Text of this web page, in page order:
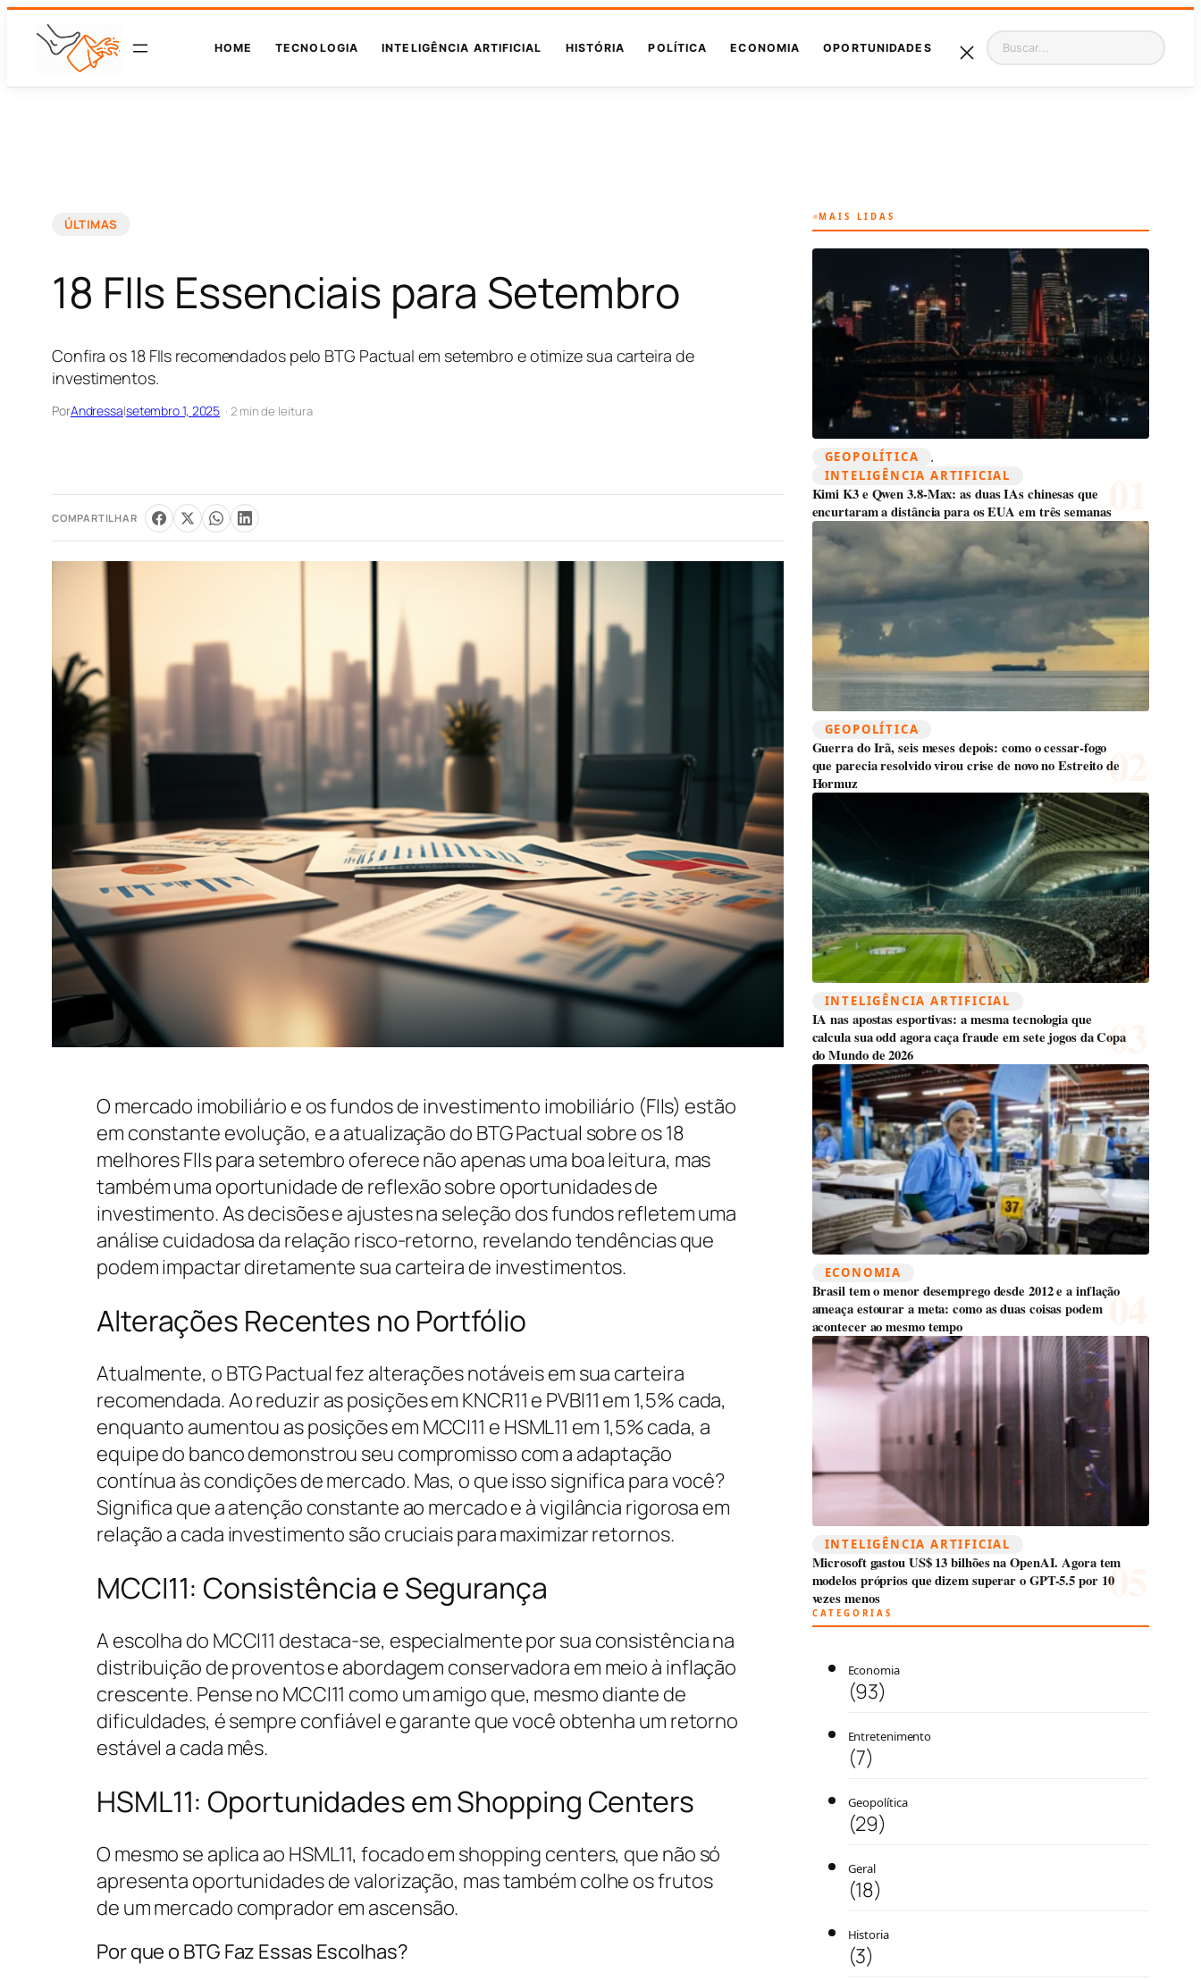
HOME TECNOLOGIA INTELIGÊNCIA ARTIFICIAL HISTÓRIA POLÍTICA ECONOMIA OPORTUNIDADES Pesquisar
ÚLTIMAS
18 FIIs Essenciais para Setembro
Confira os 18 FIIs recomendados pelo BTG Pactual em setembro e otimize sua carteira de
investimentos.
PorAndressa|setembro 1, 2025 · 2 min de leitura
COMPARTILHAR
O mercado imobiliário e os fundos de investimento imobiliário (FIIs) estão
em constante evolução, e a atualização do BTG Pactual sobre os 18
melhores FIIs para setembro oferece não apenas uma boa leitura, mas
também uma oportunidade de reflexão sobre oportunidades de
investimento. As decisões e ajustes na seleção dos fundos refletem uma
análise cuidadosa da relação risco-retorno, revelando tendências que
podem impactar diretamente sua carteira de investimentos.
Alterações Recentes no Portfólio
Atualmente, o BTG Pactual fez alterações notáveis em sua carteira
recomendada. Ao reduzir as posições em KNCR11 e PVBI11 em 1,5% cada,
enquanto aumentou as posições em MCCI11 e HSML11 em 1,5% cada, a
equipe do banco demonstrou seu compromisso com a adaptação
contínua às condições de mercado. Mas, o que isso significa para você?
Significa que a atenção constante ao mercado e à vigilância rigorosa em
relação a cada investimento são cruciais para maximizar retornos.
MCCI11: Consistência e Segurança
A escolha do MCCI11 destaca-se, especialmente por sua consistência na
distribuição de proventos e abordagem conservadora em meio à inflação
crescente. Pense no MCCI11 como um amigo que, mesmo diante de
dificuldades, é sempre confiável e garante que você obtenha um retorno
estável a cada mês.
HSML11: Oportunidades em Shopping Centers
O mesmo se aplica ao HSML11, focado em shopping centers, que não só
apresenta oportunidades de valorização, mas também colhe os frutos
de um mercado comprador em ascensão.
Por que o BTG Faz Essas Escolhas?
MAIS LIDAS
GEOPOLÍTICA ,
INTELIGÊNCIA ARTIFICIAL
Kimi K3 e Qwen 3.8-Max: as duas IAs chinesas que
encurtaram a distância para os EUA em três semanas
GEOPOLÍTICA
Guerra do Irã, seis meses depois: como o cessar-fogo
que parecia resolvido virou crise de novo no Estreito de
Hormuz
INTELIGÊNCIA ARTIFICIAL
IA nas apostas esportivas: a mesma tecnologia que
calcula sua odd agora caça fraude em sete jogos da Copa
do Mundo de 2026
ECONOMIA
Brasil tem o menor desemprego desde 2012 e a inflação
ameaça estourar a meta: como as duas coisas podem
acontecer ao mesmo tempo
INTELIGÊNCIA ARTIFICIAL
Microsoft gastou US$ 13 bilhões na OpenAI. Agora tem
modelos próprios que dizem superar o GPT-5.5 por 10
vezes menos
CATEGORIAS
Economia
(93)
Entretenimento
(7)
Geopolítica
(29)
Geral
(18)
Historia
(3)